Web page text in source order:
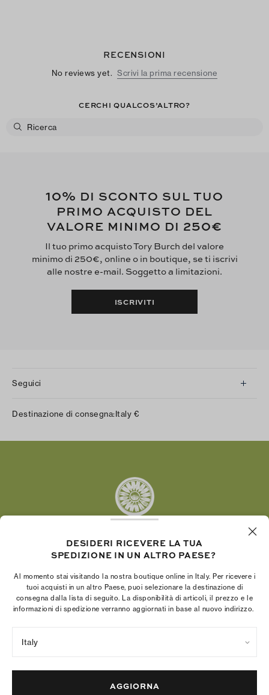
RECENSIONI
No reviews yet. Scrivi la prima recensione
CERCHI QUALCOS’ALTRO?
10% DI SCONTO SUL TUO
PRIMO ACQUISTO DEL
VALORE MINIMO DI 250€
Il tuo primo acquisto Tory Burch del valore
minimo di 250€, online o in boutique, se ti iscrivi
alle nostre e-mail. Soggetto a limitazioni.
ISCRIVITI
Seguici
Twitter
LinkedIn
Destinazione di consegna:Italy €
La Fondazione Tory Burch promuove
imprenditrici nella realizzazione di progetti solidi e
duraturi.
Colophon della società
Mappa del sito
DESIDERI RICEVERE LA TUA
SPEDIZIONE IN UN ALTRO PAESE?
Al momento stai visitando la nostra boutique online in Italy. Per ricevere i
tuoi acquisti in un altro Paese, puoi selezionare la destinazione di
consegna dalla lista di seguito. La disponibilità di articoli, il prezzo e le
informazioni di spedizione verranno aggiornati in base al nuovo indirizzo.
Italy
AGGIORNA